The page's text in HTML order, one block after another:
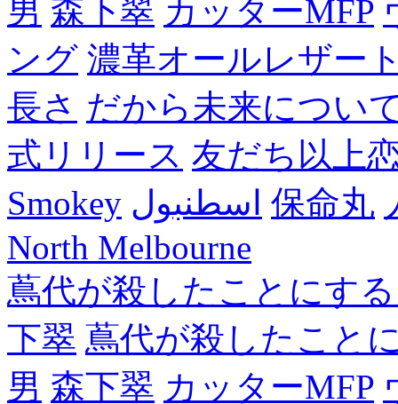
男 森下翠 カッターMFP
ング 濃革オールレザー
長さ だから未来につい
式リリース 友だち以上
Smokey اسطنبول 保命丸
North Melbourne
蔦代が殺したことにす
下翠 蔦代が殺したこと
男 森下翠 カッターMFP